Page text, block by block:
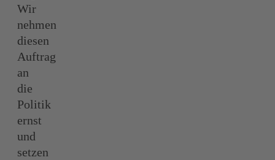
Wir
nehmen
diesen
Auftrag
an
die
Politik
ernst
und
setzen